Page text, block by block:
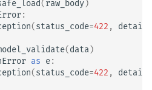
(raw_body)
:
(status_code=422 , detail
(data )
as e:
(status_code=422 , detail